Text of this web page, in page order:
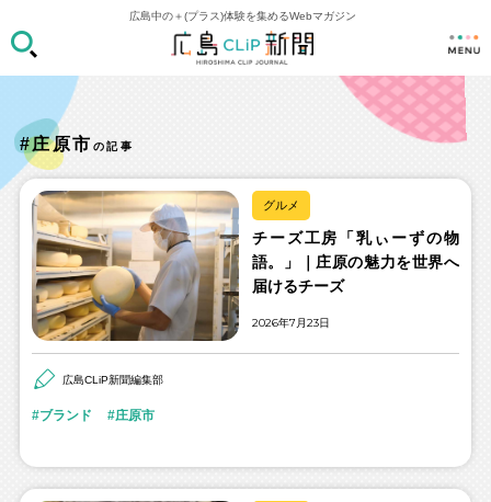
広島中の＋(プラス)体験を集めるWebマガジン
#庄原市 の記事
グルメ
チーズ工房「乳ぃーずの物
語。」｜庄原の魅力を世界へ
届けるチーズ
2026年7月23日
広島CLiP新聞編集部
ブランド 庄原市